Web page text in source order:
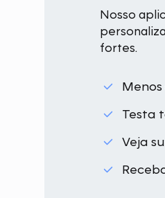
Nosso
fortes.
Testa
Veja